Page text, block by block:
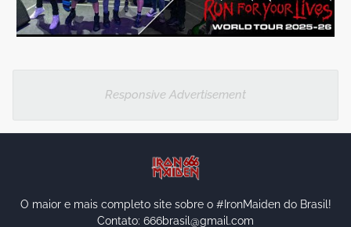
Responsive Advertisement
O maior e mais completo site sobre o #IronMaiden do Brasil!
Contato: 666brasil@gmail.com